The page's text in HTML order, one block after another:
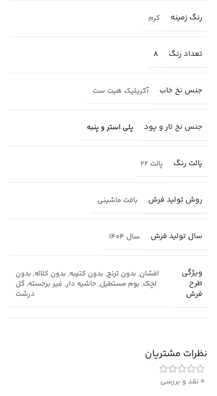
رنگ زمینه کرم
تعداد رنگ 8
جنس نخ خاب آکریلیک هیت ست
جنس نخ تار و پود پلی استر و پنبه
پالت رنگ پالت 22
روش تولید فرش بافت ماشینی
سال تولید فرش سال 1404
ویژگی
طرح
فرش
افشان, بدون ترنج, بدون کتیبه, بدون کلاله, بدون
لچک, بوم مستطیل, حاشیه دار, غیر برجسته, گل
درشت
نظرات مشتریان
0 نقد و بررسی